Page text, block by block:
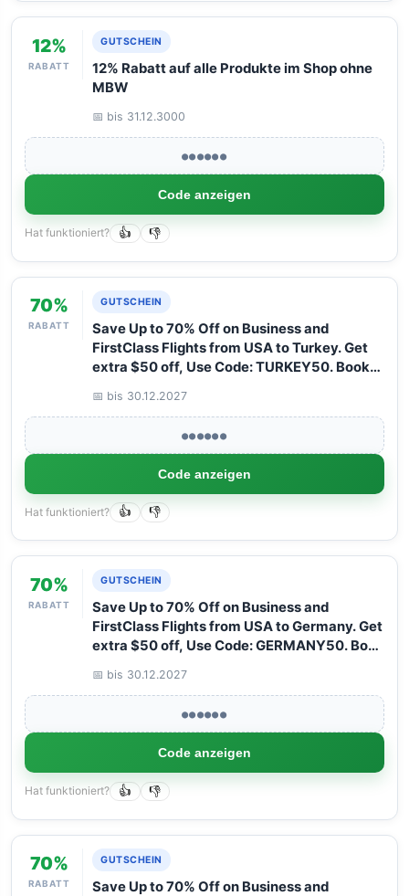
12%
RABATT
GUTSCHEIN
12% Rabatt auf alle Produkte im Shop ohne
MBW
📅 bis 31.12.3000
●●●●●●
Code anzeigen
Hat funktioniert? 👍 👎
70%
RABATT
GUTSCHEIN
Save Up to 70% Off on Business and
FirstClass Flights from USA to Turkey. Get
extra $50 off, Use Code: TURKEY50. Book
📅 bis 30.12.2027
●●●●●●
Code anzeigen
Hat funktioniert? 👍 👎
70%
RABATT
GUTSCHEIN
Save Up to 70% Off on Business and
FirstClass Flights from USA to Germany. Get
extra $50 off, Use Code: GERMANY50. Book
📅 bis 30.12.2027
●●●●●●
Code anzeigen
Hat funktioniert? 👍 👎
70%
RABATT
GUTSCHEIN
Save Up to 70% Off on Business and